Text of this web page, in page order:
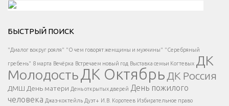
Есть вопрос?
Напишите нам
</span >
БЫСТРЫЙ ПОИСК
"Диалог вокруг рояля" "О чем говорят женщины и мужчины" "Серебряный
гребень" 8 марта Вечёрка Встречаем новый год Выставка семьи Когтевых ДК
МолодостьДК Октябрь ДК Россия
ДМШ День матери День открытых дверей День пожилого
человека Джаз-коктейль Дуэт+ И.В. Коротеев Избирательное право